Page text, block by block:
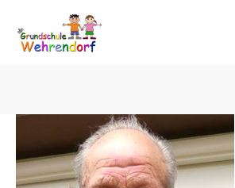
Inhalt
springen